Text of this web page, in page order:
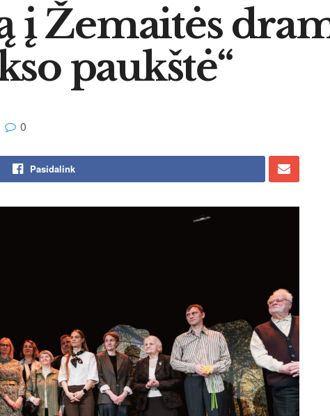
į Žemaitės
paukštė“
0
Pasidalink